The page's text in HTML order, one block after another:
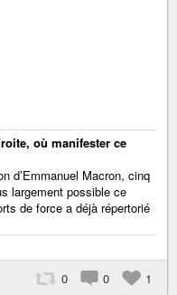
où manifester ce
d’Emmanuel Macron, cinq
largement possible ce
de force a déjà répertorié
0 0 1